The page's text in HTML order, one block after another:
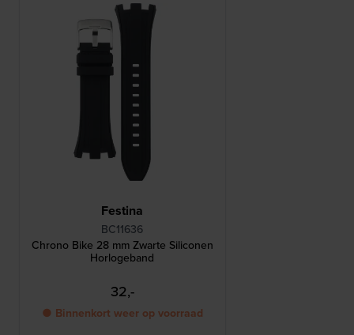
Festina
BC11636
Chrono Bike 28 mm Zwarte Siliconen
Horlogeband
32,-
● Binnenkort weer op voorraad